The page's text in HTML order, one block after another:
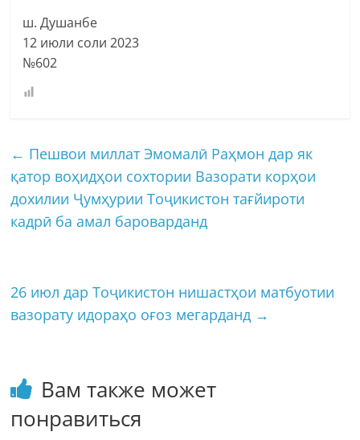
ш. Душанбе
12 июли соли 2023
№602
← Пешвои миллат Эмомалӣ Раҳмон дар як
қатор воҳидҳои сохтории Вазорати корҳои
дохилии Ҷумҳурии Тоҷикистон тағйироти
кадрӣ ба амал бароварданд
26 июл дар Тоҷикистон нишастҳои матбуотии
вазорату идораҳо оғоз мегарданд →
Вам также может
понравиться